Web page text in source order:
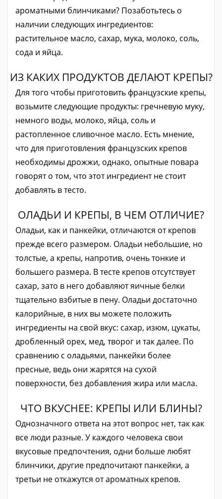
ароматными блинчиками? Позаботьтесь о
наличии следующих ингредиентов:
растительное масло, сахар, мука, молоко, соль,
сода и яйца.
ИЗ КАКИХ ПРОДУКТОВ ДЕЛАЮТ КРЕПЫ?
Для того чтобы приготовить французские крепы,
возьмите следующие продукты: гречневую муку,
немного воды, молоко, яйца, соль и
растопленное сливочное масло. Есть мнение,
что для приготовления французских крепов
необходимы дрожжи, однако, опытные повара
говорят о том, что этот ингредиент не стоит
добавлять в тесто.
ОЛАДЬИ И КРЕПЫ, В ЧЕМ ОТЛИЧИЕ?
Оладьи, как и панкейки, отличаются от крепов
прежде всего размером. Оладьи небольшие, но
толстые, а крепы, напротив, очень тонкие и
большего размера. В тесте крепов отсутствует
сахар, зато в него добавляют яичные белки
тщательно взбитые в пену. Оладьи достаточно
калорийные, в них вы можете положить
ингредиенты на свой вкус: сахар, изюм, цукаты,
дробленный орех, мед, творог и так далее. По
сравнению с оладьями, панкейки более
пресные, ведь они жарятся на сухой
поверхности, без добавления жира или масла.
ЧТО ВКУСНЕЕ: КРЕПЫ ИЛИ БЛИНЫ?
Однозначного ответа на этот вопрос нет, так как
все люди разные. У каждого человека свои
вкусовые предпочтения, одни больше любят
блинчики, другие предпочитают панкейки, а
третьи не откажутся от ароматных крепов.